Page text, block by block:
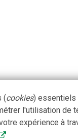
(cookies) essentiels
l'utilisation de
expérience à